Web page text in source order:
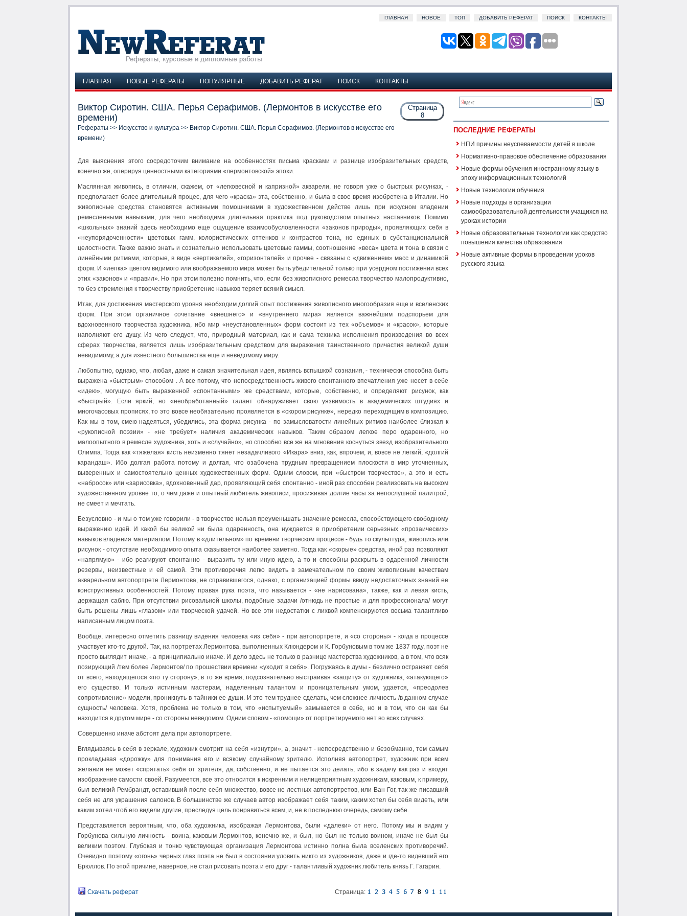
ГЛАВНАЯ НОВОЕ ТОП ДОБАВИТЬ РЕФЕРАТ ПОИСК КОНТАКТЫ
ГЛАВНАЯ НОВЫЕ РЕФЕРАТЫ ПОПУЛЯРНЫЕ ДОБАВИТЬ РЕФЕРАТ ПОИСК КОНТАКТЫ
Страница
8
Виктор Сиротин. США. Перья Серафимов. (Лермонтов в искусстве его
времени)
Рефераты >> Искусство и культура >> Виктор Сиротин. США. Перья Серафимов. (Лермонтов в искусстве его
времени)
Для выяснения этого сосредоточим внимание на особенностях письма красками и разнице изобразительных средств,
конечно же, оперируя ценностными категориями «лермонтовской» эпохи.
Маслянная живопись, в отличии, скажем, от «легковесной и капризной» акварели, не говоря уже о быстрых рисунках, -
предполагает более длительный процес, для чего «краска» эта, собственно, и была в свое время изобретена в Италии. Но
живописные средства становятся активными помошниками в художественном действе лишь при искусном владении
ремесленными навыками, для чего необходима длительная практика под руководством опытных наставников. Помимо
«школьных» знаний здесь необходимо еще ощущение взаимообусловленности «законов природы», проявляющих себя в
«неупорядоченности» цветовых гамм, колористических оттенков и контрастов тона, но единых в субстанциональной
целостности. Также важно знать и сознательно использовать цветовые гаммы, соотношение «веса» цвета и тона в связи с
линейными ритмами, которые, в виде «вертикалей», «горизонталей» и прочее - связаны с «движением» масс и динамикой
форм. И «лепка» цветом видимого или воображаемого мира может быть убедительной только при усердном постижении всех
этих «законов» и «правил». Но при этом полезно помнить, что, если без живописного ремесла творчество малопродуктивно,
то без стремления к творчеству приобретение навыков теряет всякий смысл.
Итак, для достижения мастерского уровня необходим долгий опыт постижения живописного многообразия еще и вселенских
форм. При этом органичное сочетание «внешнего» и «внутреннего мира» является важнейшим подспорьем для
вдохновенного творчества художника, ибо мир «неустановленных» форм состоит из тех «объемов» и «красок», которые
наполняют его душу. Из чего следует, что, природный материал, как и сама техника исполнения произведения во всех
сферах творчества, является лишь изобразительным средством для выражения таинственного причастия великой души
невидимому, а для известного большинства еще и неведомому миру.
Любопытно, однако, что, любая, даже и самая значительная идея, являясь вспышкой сознания, - технически способна быть
выражена «быстрым» способом . А все потому, что непосредственность живого спонтанного впечатления уже несет в себе
«идею», могущую быть выраженной «спонтанными» же средствами, которые, собственно, и определяют рисунок, как
«быстрый». Если яркий, но «необработанный» талант обнаруживает свою уязвимость в академических штудиях и
многочасовых прописях, то это вовсе необязательно проявляется в «скором рисунке», нередко переходящим в композицию.
Как мы в том, смею надеяться, убедились, эта форма рисунка - по замысловатости линейных ритмов наиболее близкая к
«рукописной поэзии» - «не требует» наличия академических навыков. Таким образом легкое перо одаренного, но
малоопытного в ремесле художника, хоть и «случайно», но способно все же на мгновения коснуться звезд изобразительного
Олимпа. Тогда как «тяжелая» кисть неизменно тянет незадачливого «Икара» вниз, как, впрочем, и, вовсе не легкий, «долгий
карандаш». Ибо долгая работа потому и долгая, что озабочена трудным превращением плоскости в мир уточненных,
выверенных и самостоятельно ценных художественных форм. Одним словом, при «быстром творчестве», а это и есть
«набросок» или «зарисовка», вдохновенный дар, проявляющий себя спонтанно - иной раз способен реализовать на высоком
художественном уровне то, о чем даже и опытный любитель живописи, просиживая долгие часы за непослушной палитрой,
не смеет и мечтать.
Безусловно - и мы о том уже говорили - в творчестве нельзя преуменьшать значение ремесла, способствующего свободному
выражению идей. И какой бы великой ни была одаренность, она нуждается в приобретении серьезных «прозаических»
навыков владения материалом. Потому в «длительном» по времени творческом процессе - будь то скульптура, живопись или
рисунок - отсутствие необходимого опыта сказывается наиболее заметно. Тогда как «скорые» средства, иной раз позволяют
«напрямую» - ибо реагируют спонтанно - выразить ту или иную идею, а то и способны раскрыть в одаренной личности
резервы, неизвестные и ей самой. Эти противоречия легко видеть в замечательном по своим живописным качествам
акварельном автопортрете Лермонтова, не справившегося, однако, с организацией формы ввиду недостаточных знаний ее
конструктивных особенностей. Потому правая рука поэта, что называется - «не нарисована», также, как и левая кисть,
держащая саблю. При отсутствии рисовальной школы, подобные задачи /отнюдь не простые и для профессионала/ могут
быть решены лишь «глазом» или творческой удачей. Но все эти недостатки с лихвой компенсируются весьма талантливо
написанным лицом поэта.
Вообще, интересно отметить разницу видения человека «из себя» - при автопортрете, и «со стороны» - когда в процессе
участвует кто-то другой. Так, на портретах Лермонтова, выполненных Клюндером и К. Горбуновым в том же 1837 году, поэт не
просто выглядит иначе, - а принципиально иначе. И дело здесь не только в разнице мастерства художников, а в том, что всяк
позирующий /тем более Лермонтов/ по прошествии времени «уходит в себя». Погружаясь в думы - безлично остраняет себя
от всего, находящегося «по ту сторону», в то же время, подсознательно выстраивая «защиту» от художника, «атакующего»
его существо. И только истинным мастерам, наделенным талантом и проницательным умом, удается, «преодолев
сопротивление» модели, проникнуть в тайники ее души. И это тем труднее сделать, чем сложнее личность /в данном случае
сущность/ человека. Хотя, проблема не только в том, что «испытуемый» замыкается в себе, но и в том, что он как бы
находится в другом мире - со стороны неведомом. Одним словом - «помощи» от портретируемого нет во всех случаях.
Совершенно иначе абстоят дела при автопортрете.
Вглядываясь в себя в зеркале, художник смотрит на себя «изнутри», а, значит - непосредственно и безобманно, тем самым
прокладывая «дорожку» для понимания его и всякому случайному зрителю. Исполняя автопортрет, художник при всем
желании не может «спрятать» себя от зрителя, да, собственно, и не пытается это делать, ибо в задачу как раз и входит
изображение самости своей. Разумеется, все это относится к искренним и нелицеприятным художникам, каковым, к примеру,
был великий Рембрандт, оставивший после себя множество, вовсе не лестных автопортретов, или Ван-Гог, так же писавший
себя не для украшения салонов. В большинстве же случаев автор изображает себя таким, каким хотел бы себя видеть, или
каким хотел чтоб его видели другие, преследуя цель понравиться всем, и, не в последнюю очередь, самому себе.
Представляется вероятным, что, оба художника, изображая Лермонтова, были «далеки» от него. Потому мы и видим у
Горбунова сильную личность - воина, каковым Лермонтов, конечно же, и был, но был не только воином, иначе не был бы
великим поэтом. Глубокая и тонко чувствующая организация Лермонтова истинно полна была вселенских противоречий.
Очевидно поэтому «огонь» черных глаз поэта не был в состоянии уловить никто из художников, даже и где-то видевший его
Брюллов. По этой причине, наверное, не стал рисовать поэта и его друг - талантливый художник любитель князь Г. Гагарин.
Скачать реферат Страница:
ПОСЛЕДНИЕ РЕФЕРАТЫ
НПИ причины неуспеваемости детей в школе
Нормативно-правовое обеспечение образования
Новые формы обучения иностранному языку в
эпоху информационных технологий
Новые технологии обучения
Новые подходы в организации
самообразовательной деятельности учащихся на
уроках истории
Новые образовательные технологии как средство
повышения качества образования
Новые активные формы в проведении уроков
русского языка